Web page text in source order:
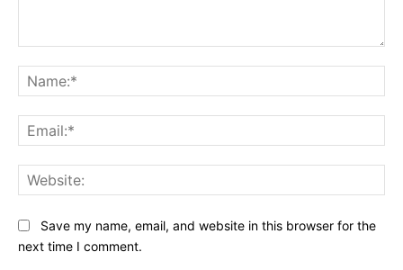
Save my name, email, and website in this browser for the
next time I comment.